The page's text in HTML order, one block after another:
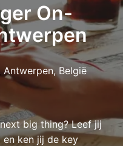
On-
Antwerpen, België
big thing? Leef jij
ken jij de key